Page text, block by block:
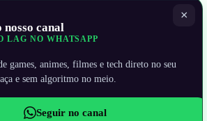
×
nosso canal
LAG NO WHATSAPP
games, animes, filmes e tech direto no seu
e sem algoritmo no meio.
Seguir no canal